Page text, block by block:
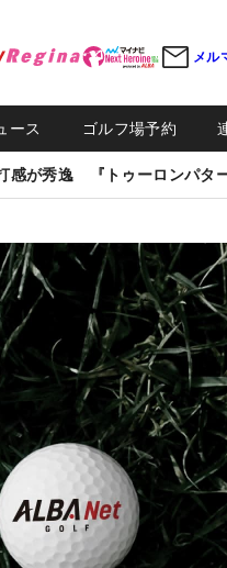
メル
ース ゴルフ場予約
感が秀逸 『トゥーロンパター